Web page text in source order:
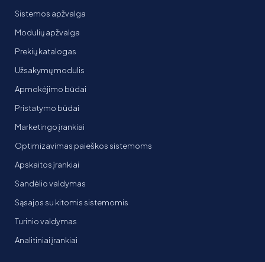
Sistemos apžvalga
Modulių apžvalga
Prekių katalogas
Užsakymų modulis
Apmokėjimo būdai
Pristatymo būdai
Marketingo įrankiai
Optimizavimas paieškos sistemoms
Apskaitos įrankiai
Sandėlio valdymas
Sąsajos su kitomis sistemomis
Turinio valdymas
Analitiniai įrankiai